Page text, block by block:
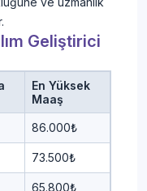
Geliştirici
En Yüksek
Maaş
86.000₺
73.500₺
65.800₺